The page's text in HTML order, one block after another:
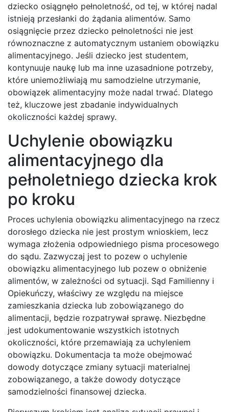
dziecko osiągnęło pełnoletność, od tej, w której nadal
istnieją przesłanki do żądania alimentów. Samo
osiągnięcie przez dziecko pełnoletności nie jest
równoznaczne z automatycznym ustaniem obowiązku
alimentacyjnego. Jeśli dziecko jest studentem,
kontynuuje naukę lub ma inne uzasadnione potrzeby,
które uniemożliwiają mu samodzielne utrzymanie,
obowiązek alimentacyjny może nadal trwać. Dlatego
też, kluczowe jest zbadanie indywidualnych
okoliczności każdej sprawy.
Uchylenie obowiązku
alimentacyjnego dla
pełnoletniego dziecka krok
po kroku
Proces uchylenia obowiązku alimentacyjnego na rzecz
dorosłego dziecka nie jest prostym wnioskiem, lecz
wymaga złożenia odpowiedniego pisma procesowego
do sądu. Zazwyczaj jest to pozew o uchylenie
obowiązku alimentacyjnego lub pozew o obniżenie
alimentów, w zależności od sytuacji. Sąd Familienny i
Opiekuńczy, właściwy ze względu na miejsce
zamieszkania dziecka lub zobowiązanego do
alimentacji, będzie rozpatrywał sprawę. Niezbędne
jest udokumentowanie wszystkich istotnych
okoliczności, które przemawiają za uchyleniem
obowiązku. Dokumentacja ta może obejmować
dowody dotyczące zmiany sytuacji materialnej
zobowiązanego, a także dowody dotyczące
samodzielności finansowej dziecka.